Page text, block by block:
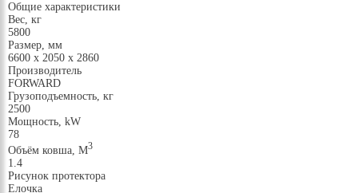
Общие характеристики
Вес, кг
5800
Размер, мм
6600 х 2050 х 2860
Производитель
FORWARD
Грузоподъемность, кг
2500
Мощность, kW
78
Объём ковша, М3
1.4
Рисунок протектора
Елочка